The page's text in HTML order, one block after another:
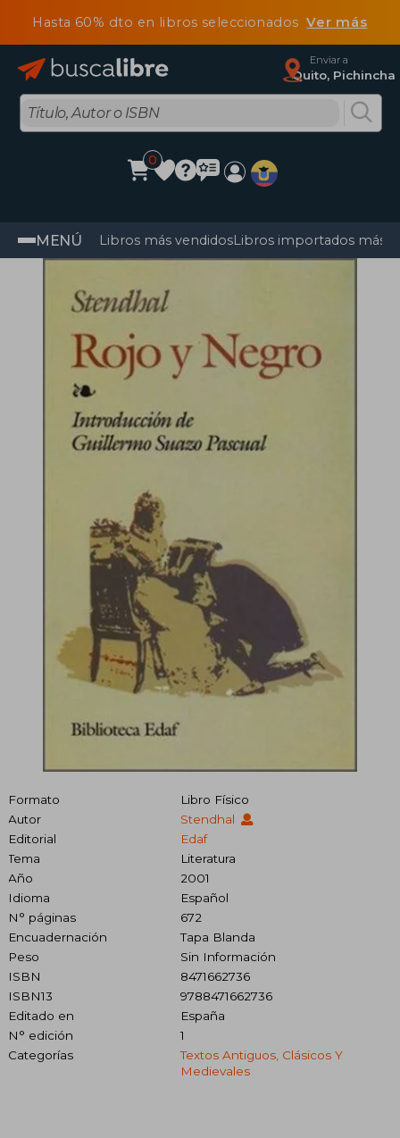
Hasta 60% dto en libros seleccionadosVer más
Enviar a
Quito, Pichincha
0
MENÚ Libros más vendidosLibros importados más
Formato
Libro Físico
Autor
Stendhal
Editorial
Edaf
Tema
Literatura
Año
2001
Idioma
Español
N° páginas
672
Encuadernación
Tapa Blanda
Peso
Sin Información
ISBN
8471662736
ISBN13
9788471662736
Editado en
España
N° edición
1
Categorías
Textos Antiguos, Clásicos Y
Medievales